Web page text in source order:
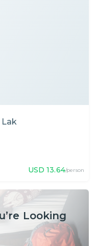
USD 13.64/person
Looking